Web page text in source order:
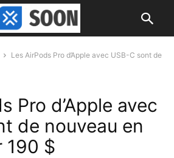
Les AirPods Pro d’Apple avec USB-C sont de
Pro d’Apple avec
de nouveau en
190 $